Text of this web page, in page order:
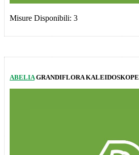
Misure Disponibili: 3
ABELIAGRANDIFLORA KALEIDOSKOPE